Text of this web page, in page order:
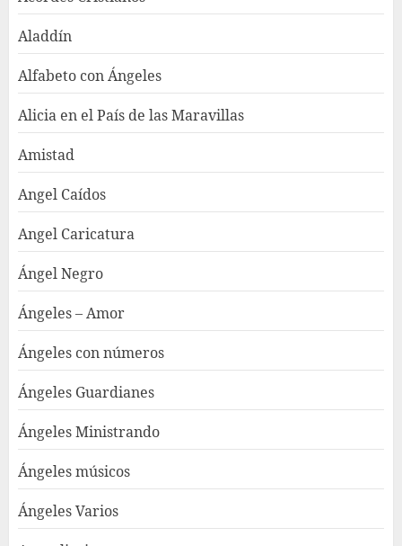
Aladdín
Alfabeto con Ángeles
Alicia en el País de las Maravillas
Amistad
Angel Caídos
Angel Caricatura
Ángel Negro
Ángeles – Amor
Ángeles con números
Ángeles Guardianes
Ángeles Ministrando
Ángeles músicos
Ángeles Varios